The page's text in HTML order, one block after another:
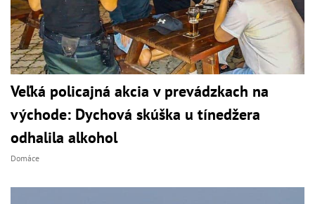
Veľká policajná akcia v prevádzkach na
východe: Dychová skúška u tínedžera
odhalila alkohol
Domáce